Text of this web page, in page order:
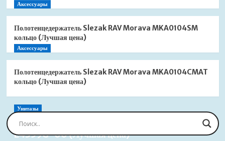
Аксессуары
Полотенцедержатель Slezak RAV Morava MKA0104SM
кольцо (Лучшая цена)
Аксессуары
Полотенцедержатель Slezak RAV Morava MKA0104CMAT
кольцо (Лучшая цена)
Унитазы
Сиденье для унитаза Jacob Delafon Brive
E4359G-00 (Лучшая цена)